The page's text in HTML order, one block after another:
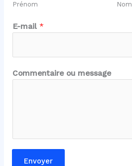
Prénom Nom
E-mail *
e
e
E
Commentaire ou message
Envoyer